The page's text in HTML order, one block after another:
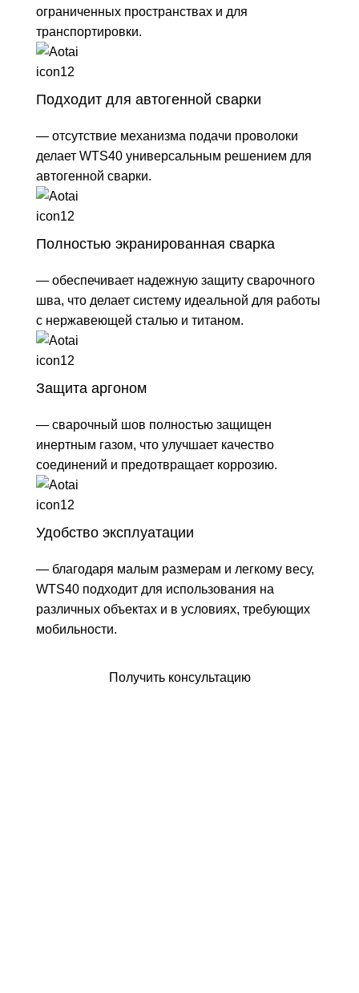
ограниченных пространствах и для
транспортировки.
Подходит для автогенной сварки
— отсутствие механизма подачи проволоки
делает WTS40 универсальным решением для
автогенной сварки.
Полностью экранированная сварка
— обеспечивает надежную защиту сварочного
шва, что делает систему идеальной для работы
с нержавеющей сталью и титаном.
Защита аргоном
— сварочный шов полностью защищен
инертным газом, что улучшает качество
соединений и предотвращает коррозию.
Удобство эксплуатации
— благодаря малым размерам и легкому весу,
WTS40 подходит для использования на
различных объектах и в условиях, требующих
мобильности.
Получить консультацию